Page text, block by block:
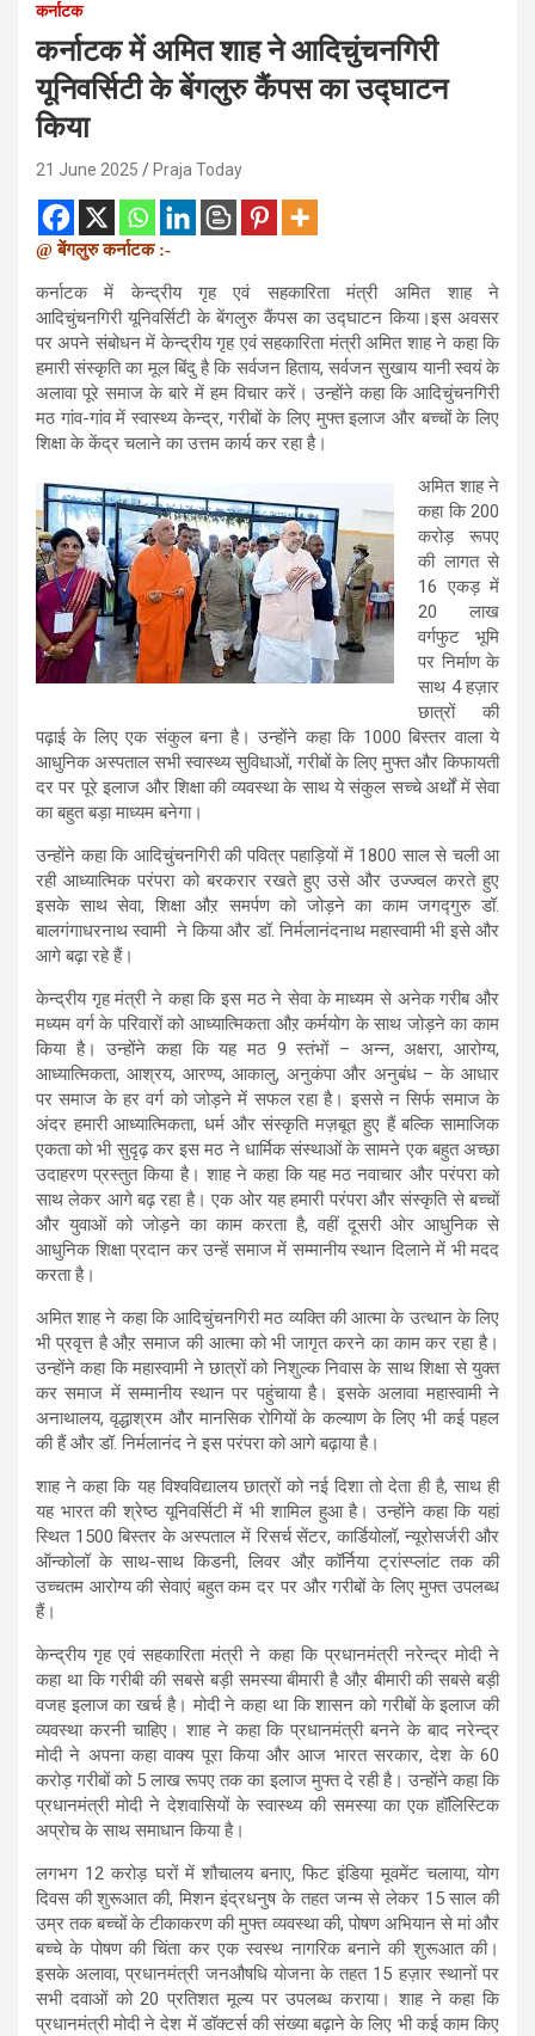
कर्नाटक
कर्नाटक में अमित शाह ने आदिचुंचनगिरी
यूनिवर्सिटी के बेंगलुरु कैंपस का उद्घाटन
किया
21 June 2025 Praja Today
@ बेंगलुरु कर्नाटक :-
कर्नाटक में केन्द्रीय गृह एवं सहकारिता मंत्री अमित शाह ने
आदिचुंचनगिरी यूनिवर्सिटी के बेंगलुरु कैंपस का उद्घाटन किया।इस अवसर
पर अपने संबोधन में केन्द्रीय गृह एवं सहकारिता मंत्री अमित शाह ने कहा कि
हमारी संस्कृति का मूल बिंदु है कि सर्वजन हिताय, सर्वजन सुखाय यानी स्वयं के
अलावा पूरे समाज के बारे में हम विचार करें। उन्होंने कहा कि आदिचुंचनगिरी
मठ गांव-गांव में स्वास्थ्य केन्द्र, गरीबों के लिए मुफ्त इलाज और बच्चों के लिए
शिक्षा के केंद्र चलाने का उत्तम कार्य कर रहा है।
अमित शाह ने
कहा कि 200
करोड़ रूपए
की लागत से
16 एकड़ में
20 लाख
वर्गफुट भूमि
पर निर्माण के
साथ 4 हज़ार
छात्रों की
पढ़ाई के लिए एक संकुल बना है। उन्होंने कहा कि 1000 बिस्तर वाला ये
आधुनिक अस्पताल सभी स्वास्थ्य सुविधाओं, गरीबों के लिए मुफ्त और किफायती
दर पर पूरे इलाज और शिक्षा की व्यवस्था के साथ ये संकुल सच्चे अर्थों में सेवा
का बहुत बड़ा माध्यम बनेगा।
उन्होंने कहा कि आदिचुंचनगिरी की पवित्र पहाड़ियों में 1800 साल से चली आ
रही आध्यात्मिक परंपरा को बरकरार रखते हुए उसे और उज्ज्वल करते हुए
इसके साथ सेवा, शिक्षा औऱ समर्पण को जोड़ने का काम जगद्गुरु डॉ.
बालगंगाधरनाथ स्वामी ने किया और डॉ. निर्मलानंदनाथ महास्वामी भी इसे और
आगे बढ़ा रहे हैं।
केन्द्रीय गृह मंत्री ने कहा कि इस मठ ने सेवा के माध्यम से अनेक गरीब और
मध्यम वर्ग के परिवारों को आध्यात्मिकता औऱ कर्मयोग के साथ जोड़ने का काम
किया है। उन्होंने कहा कि यह मठ 9 स्तंभों – अन्न, अक्षरा, आरोग्य,
आध्यात्मिकता, आश्रय, आरण्य, आकालु, अनुकंपा और अनुबंध – के आधार
पर समाज के हर वर्ग को जोड़ने में सफल रहा है। इससे न सिर्फ समाज के
अंदर हमारी आध्यात्मिकता, धर्म और संस्कृति मज़बूत हुए हैं बल्कि सामाजिक
एकता को भी सुदृढ़ कर इस मठ ने धार्मिक संस्थाओं के सामने एक बहुत अच्छा
उदाहरण प्रस्तुत किया है। शाह ने कहा कि यह मठ नवाचार और परंपरा को
साथ लेकर आगे बढ़ रहा है। एक ओर यह हमारी परंपरा और संस्कृति से बच्चों
और युवाओं को जोड़ने का काम करता है, वहीं दूसरी ओर आधुनिक से
आधुनिक शिक्षा प्रदान कर उन्हें समाज में सम्मानीय स्थान दिलाने में भी मदद
करता है।
अमित शाह ने कहा कि आदिचुंचनगिरी मठ व्यक्ति की आत्मा के उत्थान के लिए
भी प्रवृत्त है औऱ समाज की आत्मा को भी जागृत करने का काम कर रहा है।
उन्होंने कहा कि महास्वामी ने छात्रों को निशुल्क निवास के साथ शिक्षा से युक्त
कर समाज में सम्मानीय स्थान पर पहुंचाया है। इसके अलावा महास्वामी ने
अनाथालय, वृद्धाश्रम और मानसिक रोगियों के कल्याण के लिए भी कई पहल
की हैं और डॉ. निर्मलानंद ने इस परंपरा को आगे बढ़ाया है।
शाह ने कहा कि यह विश्वविद्यालय छात्रों को नई दिशा तो देता ही है, साथ ही
यह भारत की श्रेष्ठ यूनिवर्सिटी में भी शामिल हुआ है। उन्होंने कहा कि यहां
स्थित 1500 बिस्तर के अस्पताल में रिसर्च सेंटर, कार्डियोलॉ, न्यूरोसर्जरी और
ऑन्कोलॉ के साथ-साथ किडनी, लिवर औऱ कॉर्निया ट्रांस्प्लांट तक की
उच्चतम आरोग्य की सेवाएं बहुत कम दर पर और गरीबों के लिए मुफ्त उपलब्ध
हैं।
केन्द्रीय गृह एवं सहकारिता मंत्री ने कहा कि प्रधानमंत्री नरेन्द्र मोदी ने
कहा था कि गरीबी की सबसे बड़ी समस्या बीमारी है औऱ बीमारी की सबसे बड़ी
वजह इलाज का खर्च है। मोदी ने कहा था कि शासन को गरीबों के इलाज की
व्यवस्था करनी चाहिए। शाह ने कहा कि प्रधानमंत्री बनने के बाद नरेन्द्र
मोदी ने अपना कहा वाक्य पूरा किया और आज भारत सरकार, देश के 60
करोड़ गरीबों को 5 लाख रूपए तक का इलाज मुफ्त दे रही है। उन्होंने कहा कि
प्रधानमंत्री मोदी ने देशवासियों के स्वास्थ्य की समस्या का एक हॉलिस्टिक
अप्रोच के साथ समाधान किया है।
लगभग 12 करोड़ घरों में शौचालय बनाए, फिट इंडिया मूवमेंट चलाया, योग
दिवस की शुरूआत की, मिशन इंद्रधनुष के तहत जन्म से लेकर 15 साल की
उम्र तक बच्चों के टीकाकरण की मुफ्त व्यवस्था की, पोषण अभियान से मां और
बच्चे के पोषण की चिंता कर एक स्वस्थ नागरिक बनाने की शुरूआत की।
इसके अलावा, प्रधानमंत्री जनऔषधि योजना के तहत 15 हज़ार स्थानों पर
सभी दवाओं को 20 प्रतिशत मूल्य पर उपलब्ध कराया। शाह ने कहा कि
प्रधानमंत्री मोदी ने देश में डॉक्टर्स की संख्या बढ़ाने के लिए भी कई काम किए